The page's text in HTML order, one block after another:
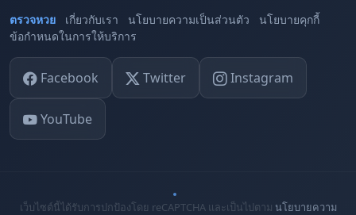
ตรวจหวย
เกี่ยวกับเรา นโยบายความเป็นส่วนตัว
นโยบายคุกกี้
ข้อกำหนดในการให้บริการ
Facebook Twitter Instagram
YouTube
เว็บไซต์นี้ได้รับการปกป้องโดย reCAPTCHA และเป็นไปตาม นโยบายความ